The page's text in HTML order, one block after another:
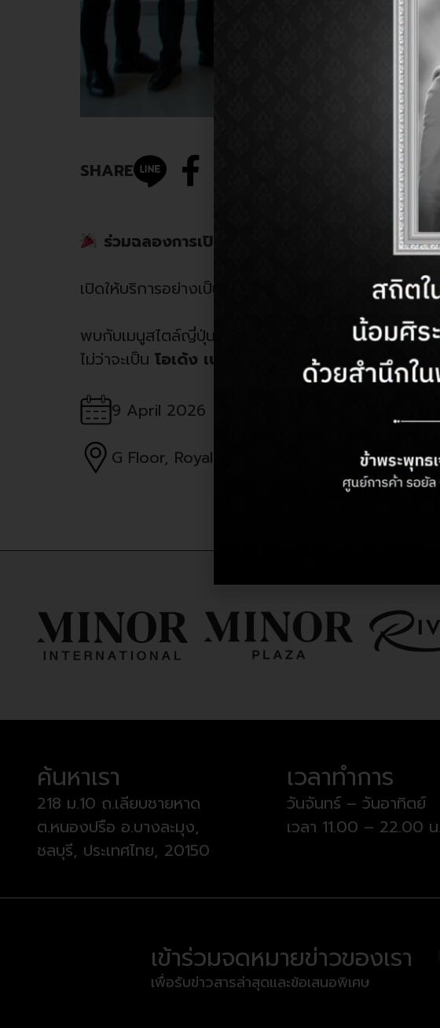
SHARE
ร่วมฉลองการเปิดตัวสาขา Flagship แห่งแรกข
เปิดให้บริการอย่างเป็นทางการแล้วตั้งแต่วันที่ 9 เมษาย
พบกับเมนูสไตล์ญี่ปุ่นแท้ ๆ หลากหลายรายการ
ไม่ว่าจะเป็น โอเด้ง เบนโตะ แซนด์วิช และของหวานยอ
9 April 2026
G Floor, Royal Garden Plaza Pattaya
ค้นหาเรา
218 ม.10 ถ.เลียบชายหาด
ต.หนองปรือ อ.บางละมุง,
ชลบุรี, ประเทศไทย, 20150
เวลาทำการ
วันจันทร์ – วันอาทิตย์
เวลา 11.00 – 22.00 น.
เข้าร่วมจดหมายข่าวของเรา
เพื่อรับข่าวสารล่าสุดและข้อเสนอพิเศษ